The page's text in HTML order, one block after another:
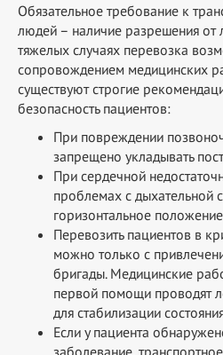
Обязательное требование к
людей – наличие разрешения от
тяжелых случаях перевозка
сопровождением медицинских
существуют строгие
безопасность пациентов:
При повреждении
запрещено укладывать
При сердечной
проблемах с дыхательной
горизонтальное
Перевозить пациентов в
можно только с
бригады. Медицинские
первой помощи проводят
для стабилизации
Если у пациента
заболевание,